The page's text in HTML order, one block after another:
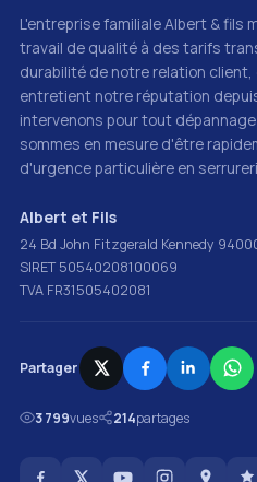
L'entreprise familiale Albert & fils
travail de qualité à des tarifs
durabilité de notre relation
entretient notre réputation
intervenons pour tout
sommes en mesure d'être
d'urgence particulière en
Albert et Fils
24 Bd John Fitzgerald Kennedy
SIRET 50540208100069
TVA FR31505402081
Partager
3 799vues 214partages